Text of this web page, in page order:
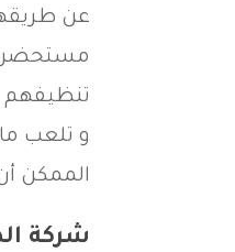
عن
تنظيفهم
و تلعب
الممكن
شركة